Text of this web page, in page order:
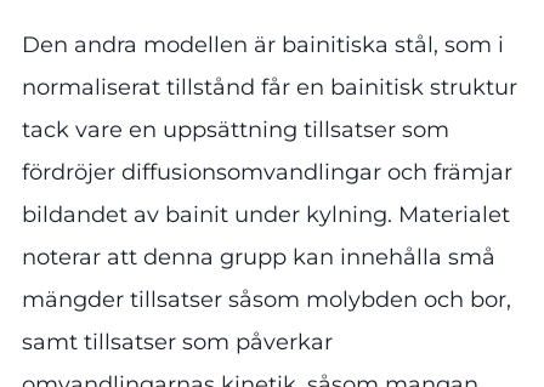
Den andra modellen är bainitiska stål, som i
normaliserat tillstånd får en bainitisk struktur
tack vare en uppsättning tillsatser som
fördröjer diffusionsomvandlingar och främjar
bildandet av bainit under kylning. Materialet
noterar att denna grupp kan innehålla små
mängder tillsatser såsom molybden och bor,
samt tillsatser som påverkar